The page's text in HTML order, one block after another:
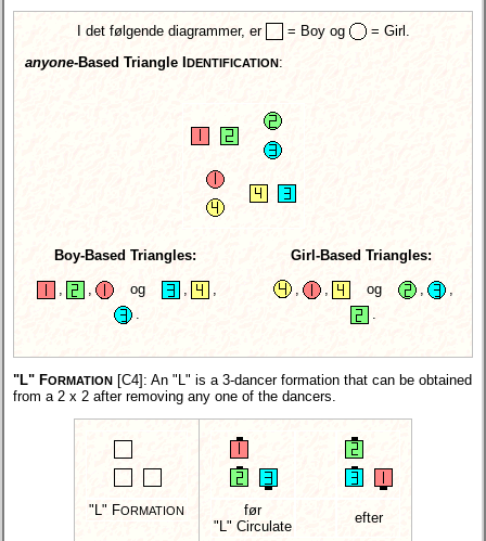
I det følgende diagrammer, er = Boy og
= Girl.
anyone-Based Triangle I DENTIFICATION :
Boy-Based Triangles:
, , og ,
,
.
Girl-Based Triangles:
, , og ,
,
.
"L" FORMATION [C4] : An "L" is a 3-dancer formation that can be obtained
from a 2 x 2 after removing any one of the dancers.
"L" FORMATION
før
"L" Circulate
efter